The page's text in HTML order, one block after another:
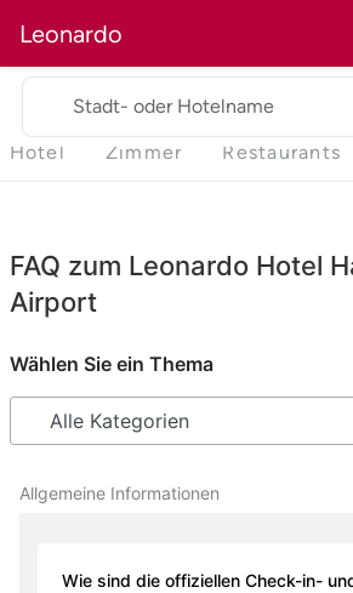
Leonardo
Stadt- oder Hotelname
Hotel Zimmer Restaurants
FAQ zum Leonardo Hotel
Airport
Wählen Sie ein Thema
Allgemeine Informationen
Wie sind die offiziellen Check-in-